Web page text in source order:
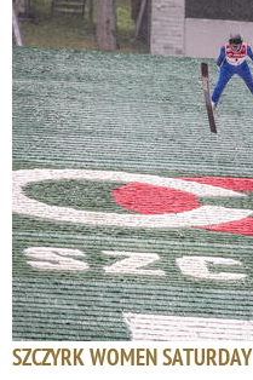
SZCZYRK WOMEN SATURDAY